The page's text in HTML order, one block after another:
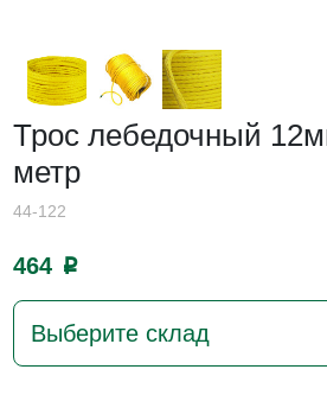
Трос лебедочный
метр
44-122
464 p